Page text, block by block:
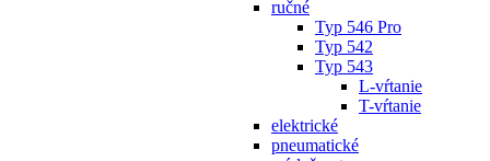
ručné
Typ 546 Pro
Typ 542
Typ 543
L-vŕtanie
T-vŕtanie
elektrické
pneumatické